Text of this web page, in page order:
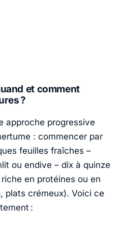
et comment
?
approche progressive
: commencer par
feuilles fraîches –
ou endive – dix à quinze
en protéines ou en
crémeux). Voici ce
: